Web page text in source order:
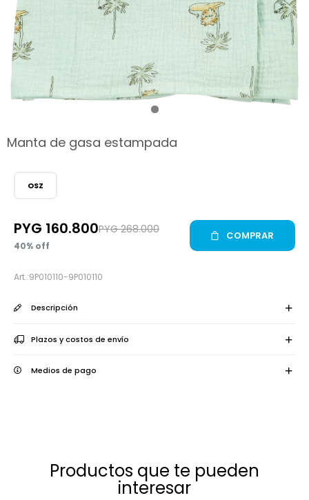
Manta de gasa estampada
9P010110-9P010110
OSZ
PYG 160.800PYG 268.000
40
COMPRAR
Descripción
Plazos y costos de envío
Medios de pago
Productos que te pueden
interesar